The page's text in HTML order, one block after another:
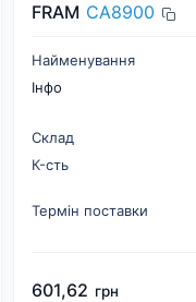
FRAM CA8900
Найменування
Інфо
Склад
К-cть
Термін поставки
601,62 грн